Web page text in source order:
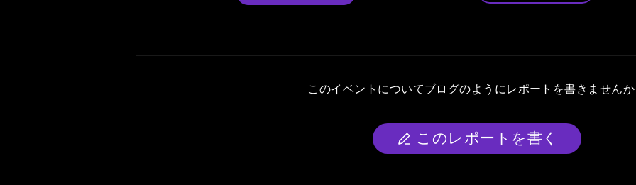
このイベントについてブログのようにレポートを書きません
このレポートを書く